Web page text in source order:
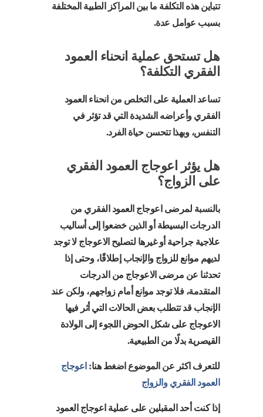
تتباين هذه التكلفة ما بين المراكز الطبية المختلفة
بسبب عوامل عدة.
هل تستحق عملية انحناء العمود
الفقري التكلفة؟
تساعد العملية على التخلص من انحناء العمود
الفقري وأعراضه الشديدة التي قد تؤثر في
التنفس، وبهذا تتحسن حياة الفرد.
هل يؤثر اعوجاج العمود الفقري
على الزواج؟
بالنسبة لمرضى اعوجاج العمود الفقري من
الدرجات البسيطة أو الذين خضعوا إلى أساليب
علاجية جراحية أو غيرها لتصليح الاعوجاج لا توجد
لديهم موانع للزواج والإنجاب إطلاقًا، وحتى إذا
تحدثنا عن مرضى الاعوجاج من الدرجات
المتقدمة، فلا توجد موانع أمام زواجهم، ولكن عند
الإنجاب قد تتطلب بعض الحالات التي أثر فيها
الاعوجاج على شكل الحوض اللجوء إلى الولادة
القيصرية بدلًا من الطبيعية.
للتعرف اكثر عن الموضوع اضغط هنا: اعوجاج
العمود الفقري والزواج
إذا كنت أحد المقبلين على عملية اعوجاج العمود